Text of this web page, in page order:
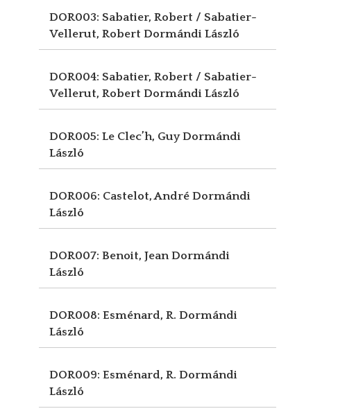
DOR003: Sabatier, Robert / Sabatier-
Vellerut, Robert Dormándi László
DOR004: Sabatier, Robert / Sabatier-
Vellerut, Robert Dormándi László
DOR005: Le Clec’h, GuyDormándi
László
DOR006: Castelot, André Dormándi
László
DOR007: Benoit, JeanDormándi
László
DOR008: Esménard, R. Dormándi
László
DOR009: Esménard, R. Dormándi
László